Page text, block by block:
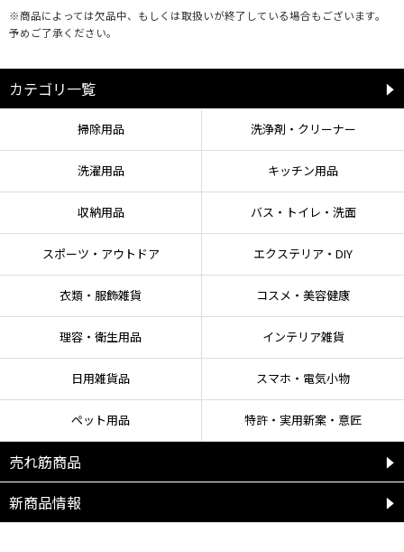
※商品によっては欠品中、もしくは取扱いが終了している場合もございます。
予めご了承ください。
カテゴリ一覧
掃除用品 洗浄剤・クリーナー
洗濯用品 キッチン用品
収納用品 バス・トイレ・洗面
スポーツ・アウトドア エクステリア・DIY
衣類・服飾雑貨 コスメ・美容健康
理容・衛生用品 インテリア雑貨
日用雑貨品 スマホ・電気小物
ペット用品 特許・実用新案・意匠
売れ筋商品
新商品情報